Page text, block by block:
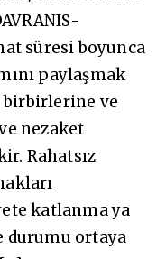
süresi boyunca
paylaşmak
birbirlerine ve
nezaket
Rahatsız
katlanma ya
durumu ortaya